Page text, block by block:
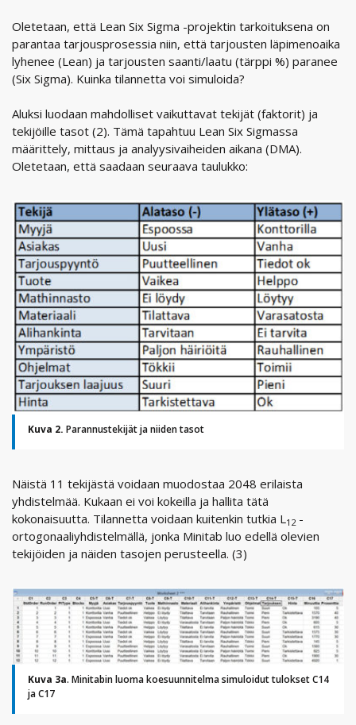
Oletetaan, että Lean Six Sigma -projektin tarkoituksena on
parantaa tarjousprosessia niin, että tarjousten läpimenoaika
lyhenee (Lean) ja tarjousten saanti/laatu (tärppi %) paranee
(Six Sigma). Kuinka tilannetta voi simuloida?
Aluksi luodaan mahdolliset vaikuttavat tekijät (faktorit) ja
tekijöille tasot (2). Tämä tapahtuu Lean Six Sigmassa
määrittely, mittaus ja analyysivaiheiden aikana (DMA).
Oletetaan, että saadaan seuraava taulukko:
Kuva 2. Parannustekijät ja niiden tasot
Näistä 11 tekijästä voidaan muodostaa 2048 erilaista
yhdistelmää. Kukaan ei voi kokeilla ja hallita tätä
kokonaisuutta. Tilannetta voidaan kuitenkin tutkia L12 -
ortogonaaliyhdistelmällä, jonka Minitab luo edellä olevien
tekijöiden ja näiden tasojen perusteella. (3)
Kuva 3a. Minitabin luoma koesuunnitelma simuloidut tulokset C14
ja C17